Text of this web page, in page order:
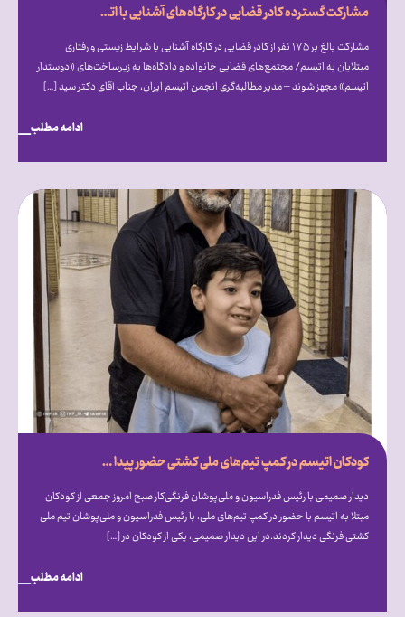
مشارکت گسترده کادر قضایی در کارگاه‌های آشنایی با اتیسم؛ فراخوان انجمن اتیسم برای ایجاد مجتمع‌های قضایی «دوستدار اتیسم»
مشارکت بالغ بر ۱۷۵ نفر از کادر قضایی در کارگاه آشنایی با شرایط زیستی و رفتاری
مبتلایان به اتیسم/ مجتمع‌های قضایی خانواده و دادگاه‌ها به زیرساخت‌های «دوستدار
اتیسم» مجهز شوند – مدیر مطالبه‌گری انجمن اتیسم ایران، جناب آقای دکتر سید […]
ادامه مطلب
کودکان اتیسم در کمپ تیم‌های ملی کشتی حضور پیدا کردند
دیدار صمیمی با رئیس فدراسیون و ملی‌پوشان فرنگی‌کار صبح امروز جمعی از کودکان
مبتلا به اتیسم با حضور در کمپ تیم‌های ملی، با رئیس فدراسیون و ملی‌پوشان تیم ملی
کشتی فرنگی دیدار کردند.در این دیدار صمیمی، یکی از کودکان در […]
ادامه مطلب